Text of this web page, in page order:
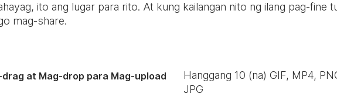
ito ang lugar para rito. At kung kailangan nito ng ilang pag-fine
mag-share.
drag at Mag-drop para Mag-upload
Hanggang10 (na) GIF, MP4,
JPG